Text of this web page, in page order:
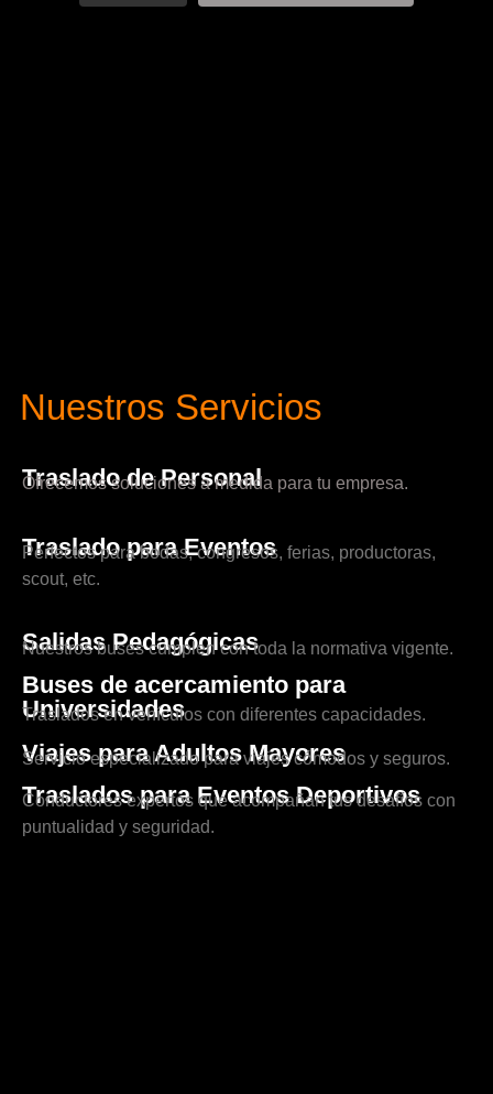
Nuestros Servicios
Traslado de Personal
Ofrecemos soluciones a medida para tu empresa.
Traslado para Eventos
Perfectos para bodas, congresos, ferias, productoras,
scout, etc.
Salidas Pedagógicas
Nuestros buses cumplen con toda la normativa vigente.
Buses de acercamiento para
Universidades
Traslados en vehículos con diferentes capacidades.
Viajes para Adultos Mayores
Servicio especializado para viajes cómodos y seguros.
Traslados para Eventos Deportivos
Conductores expertos que acompañan tus desafíos con
puntualidad y seguridad.